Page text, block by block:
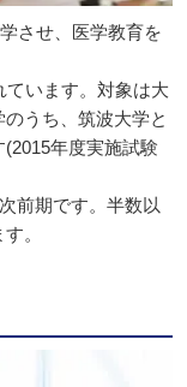
させ、医学教育を
います。対象は大
うち、筑波大学と
年度実施試験
前期です。半数以
。